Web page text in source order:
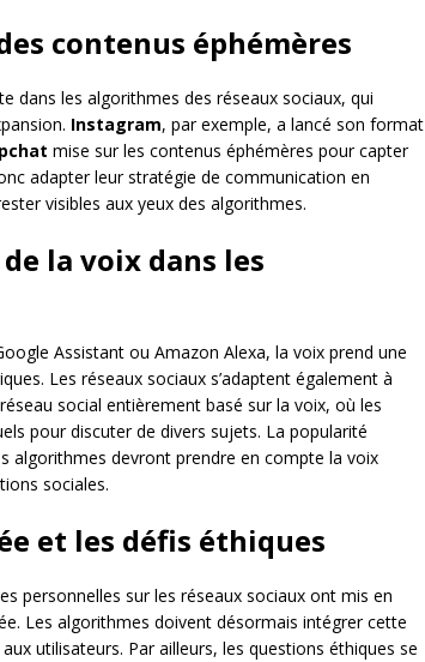
contenus éphémères
dans les algorithmes des réseaux sociaux, qui
Instagram, par exemple, a lancé son format
mise sur les contenus éphémères pour capter
adapter leur stratégie de communication en
visibles aux yeux des algorithmes.
la voix dans les
Assistant ou Amazon Alexa, la voix prend une
Les réseaux sociaux s’adaptent également à
social entièrement basé sur la voix, où les
pour discuter de divers sujets. La popularité
algorithmes devront prendre en compte la voix
sociales.
et les défis éthiques
personnelles sur les réseaux sociaux ont mis en
Les algorithmes doivent désormais intégrer cette
utilisateurs. Par ailleurs, les questions éthiques se